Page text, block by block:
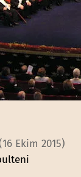
Ekim 2015)